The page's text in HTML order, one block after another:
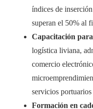
índices de
superan el 50% al
Capacitación
logística liviana,
comercio
servicios
Formación en